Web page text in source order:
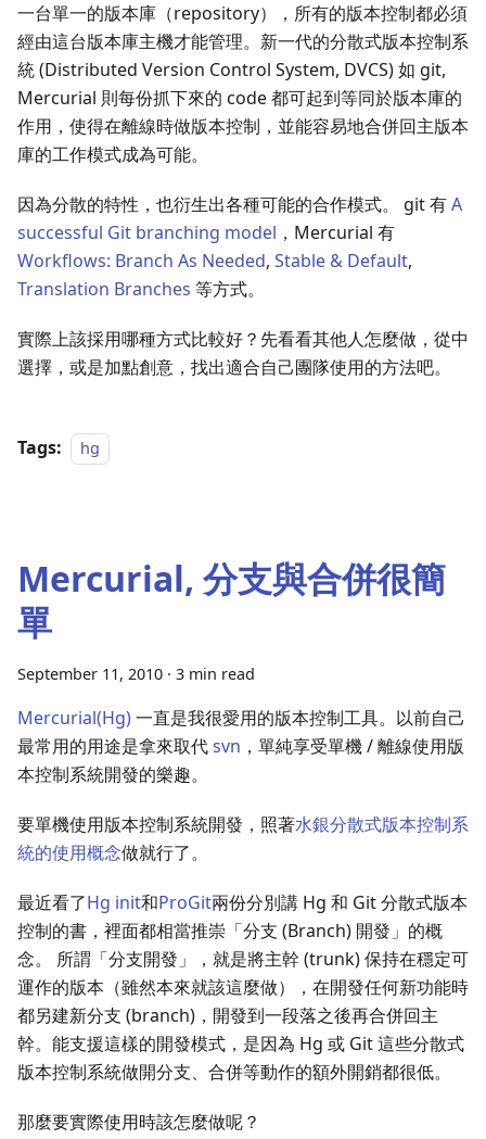
一台單一的版本庫（repository），所有的版本控制都必須
經由這台版本庫主機才能管理。新一代的分散式版本控制系
統 (Distributed Version Control System, DVCS) 如 git,
Mercurial 則每份抓下來的 code 都可起到等同於版本庫的
作用，使得在離線時做版本控制，並能容易地合併回主版本
庫的工作模式成為可能。
因為分散的特性，也衍生出各種可能的合作模式。 git 有A
successful Git branching model ，Mercurial 有
Workflows: Branch As Needed, Stable & Default,
Translation Branches 等方式。
實際上該採用哪種方式比較好？先看看其他人怎麼做，從中
選擇，或是加點創意，找出適合自己團隊使用的方法吧。
Tags: hg
Mercurial, 分支與合併很簡
單
September 11, 2010 · 3 min read
Mercurial(Hg)一直是我很愛用的版本控制工具。以前自己
最常用的用途是拿來取代svn ，單純享受單機 / 離線使用版
本控制系統開發的樂趣。
要單機使用版本控制系統開發，照著水銀分散式版本控制系
統的使用概念做就行了。
最近看了Hg init和ProGit兩份分別講 Hg 和 Git 分散式版本
控制的書，裡面都相當推崇「分支 (Branch) 開發」的概
念。 所謂「分支開發」，就是將主幹 (trunk) 保持在穩定可
運作的版本（雖然本來就該這麼做），在開發任何新功能時
都另建新分支 (branch)，開發到一段落之後再合併回主
幹。能支援這樣的開發模式，是因為 Hg 或 Git 這些分散式
版本控制系統做開分支、合併等動作的額外開銷都很低。
那麼要實際使用時該怎麼做呢？